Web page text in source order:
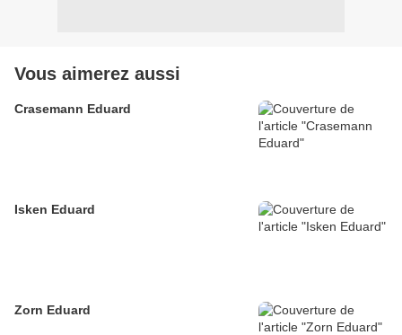
Vous aimerez aussi
Crasemann Eduard
Isken Eduard
Zorn Eduard